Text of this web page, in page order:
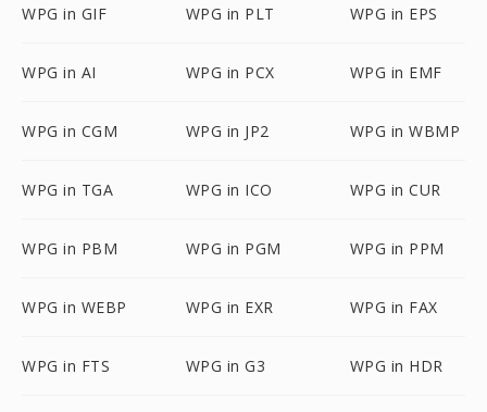
WPG in GIF WPG in PLT WPG in EPS
WPG in AI WPG in PCX WPG in EMF
WPG in CGM WPG in JP2 WPG in WBMP
WPG in TGA WPG in ICO WPG in CUR
WPG in PBM WPG in PGM WPG in PPM
WPG in WEBP WPG in EXR WPG in FAX
WPG in FTS WPG in G3 WPG in HDR